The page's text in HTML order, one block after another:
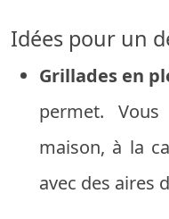
Idées pour un
Grillades en
permet.
maison, à la
avec des aires